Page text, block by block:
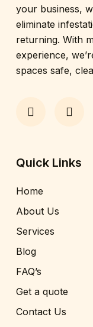
your business,
eliminate
returning. With
experience,
spaces safe,
Quick Links
Home
About Us
Services
Blog
FAQ’s
Get a quote
Contact Us